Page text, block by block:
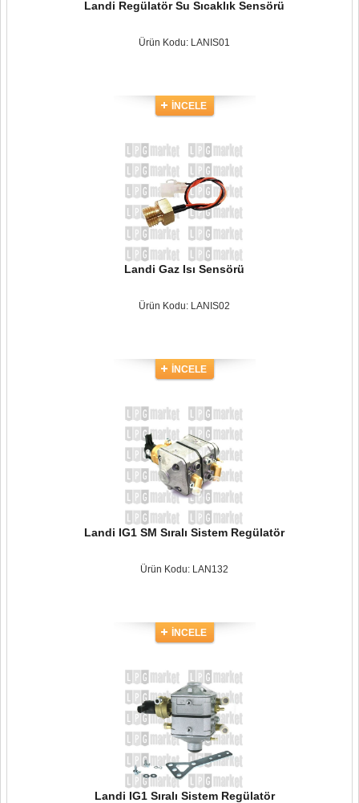
Landi Regülatör Su Sıcaklık Sensörü
Ürün Kodu: LANIS01
İNCELE
Landi Gaz Isı Sensörü
Ürün Kodu: LANIS02
İNCELE
Landi IG1 SM Sıralı Sistem Regülatör
Ürün Kodu: LAN132
İNCELE
Landi IG1 Sıralı Sistem Regülatör